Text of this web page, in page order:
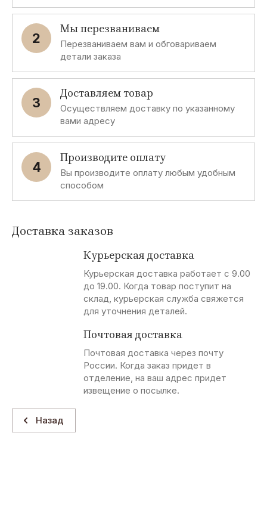
2
Мы перезваниваем
Перезваниваем вам и обговариваем
детали заказа
3
Доставляем товар
Осуществляем доставку по указанному
вами адресу
4
Производите оплату
Вы производите оплату любым удобным
способом
Доставка заказов
Курьерская доставка
Курьерская доставка работает с 9.00
до 19.00. Когда товар поступит на
склад, курьерская служба свяжется
для уточнения деталей.
Почтовая доставка
Почтовая доставка через почту
России. Когда заказ придет в
отделение, на ваш адрес придет
извещение о посылке.
Назад